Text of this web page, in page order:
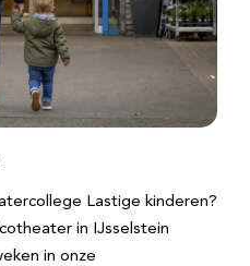
Lastige kinderen?
in IJsselstein
in onze